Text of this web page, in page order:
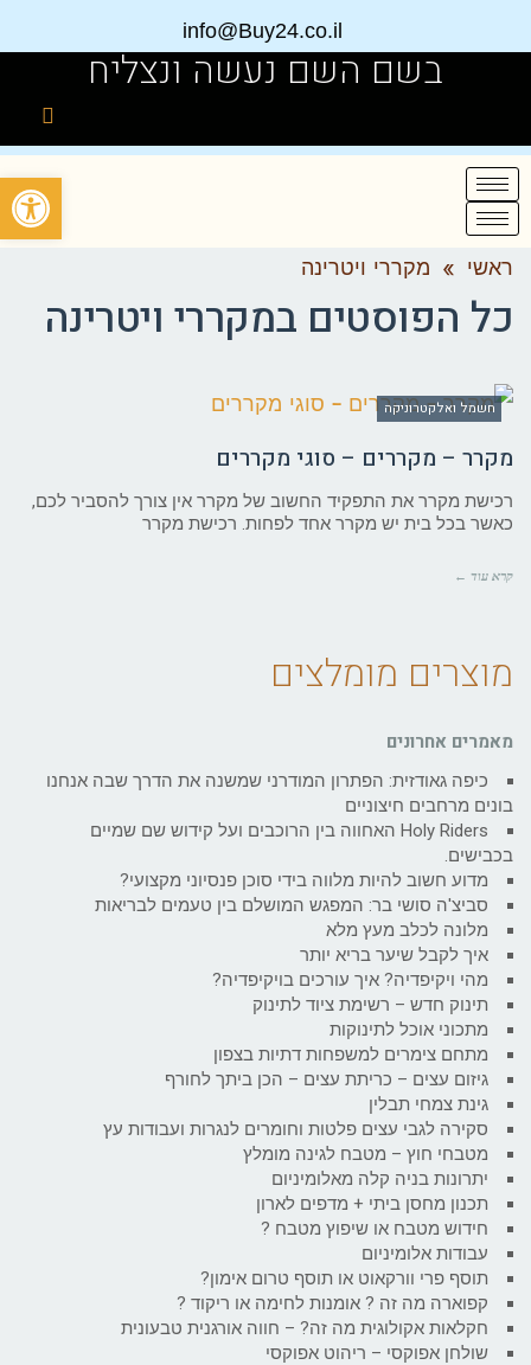
info@Buy24.co.il
בשם השם נעשה ונצליח
ראשי » מקררי ויטרינה
כל הפוסטים במקררי ויטרינה
חשמל ואלקטרוניקה
מקרר – מקררים – סוגי מקררים
רכישת מקרר את התפקיד החשוב של מקרר אין צורך להסביר לכם,
כאשר בכל בית יש מקרר אחד לפחות. רכישת מקרר
קרא עוד ←
מוצרים מומלצים
מאמרים אחרונים
כיפה גאודזית: הפתרון המודרני שמשנה את הדרך שבה אנחנו
בונים מרחבים חיצוניים
Holy Riders האחווה בין הרוכבים ועל קידוש שם שמיים
בכבישים.
מדוע חשוב להיות מלווה בידי סוכן פנסיוני מקצועי?
סביצ'ה סושי בר: המפגש המושלם בין טעמים לבריאות
מלונה לכלב מעץ מלא
איך לקבל שיער בריא יותר
מהי ויקיפדיה? איך עורכים בויקיפדיה?
תינוק חדש – רשימת ציוד לתינוק
מתכוני אוכל לתינוקות
מתחם צימרים למשפחות דתיות בצפון
גיזום עצים – כריתת עצים – הכן ביתך לחורף
גינת צמחי תבלין
סקירה לגבי עצים פלטות וחומרים לנגרות ועבודות עץ
מטבחי חוץ – מטבח לגינה מומלץ
יתרונות בניה קלה מאלומיניום
תכנון מחסן ביתי + מדפים לארון
חידוש מטבח או שיפוץ מטבח ?
עבודות אלומיניום
תוסף פרי וורקאוט או תוסף טרום אימון?
קפוארה מה זה ? אומנות לחימה או ריקוד ?
חקלאות אקולוגית מה זה? – חווה אורגנית טבעונית
שולחן אפוקסי – ריהוט אפוקסי